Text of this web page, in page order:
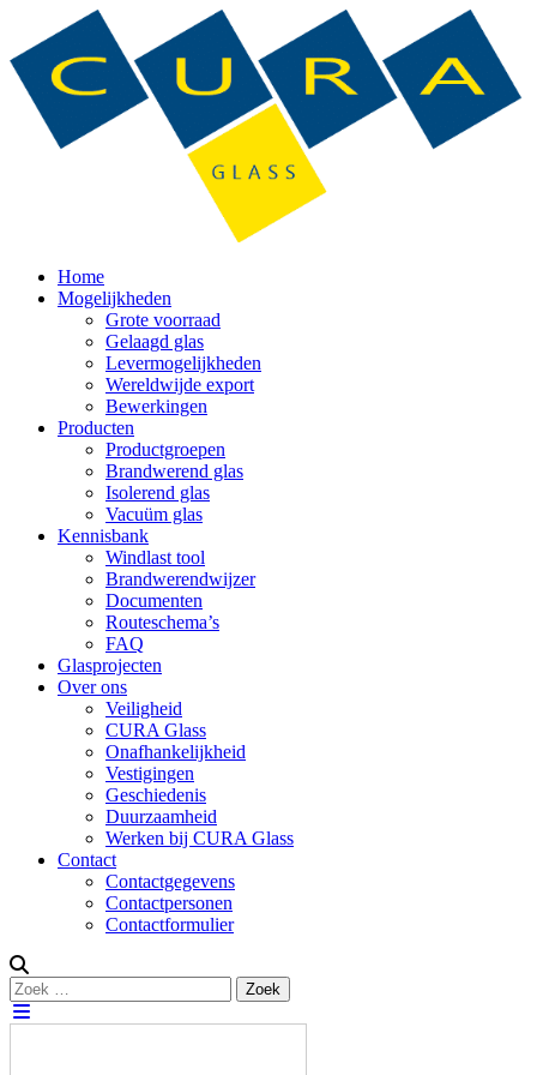
Home
Mogelijkheden
Grote voorraad
Gelaagd glas
Levermogelijkheden
Wereldwijde export
Bewerkingen
Producten
Productgroepen
Brandwerend glas
Isolerend glas
Vacuüm glas
Kennisbank
Windlast tool
Brandwerendwijzer
Documenten
Routeschema’s
FAQ
Glasprojecten
Over ons
Veiligheid
CURA Glass
Onafhankelijkheid
Vestigingen
Geschiedenis
Duurzaamheid
Werken bij CURA Glass
Contact
Contactgegevens
Contactpersonen
Contactformulier
Zoeken
naar:
Zoek